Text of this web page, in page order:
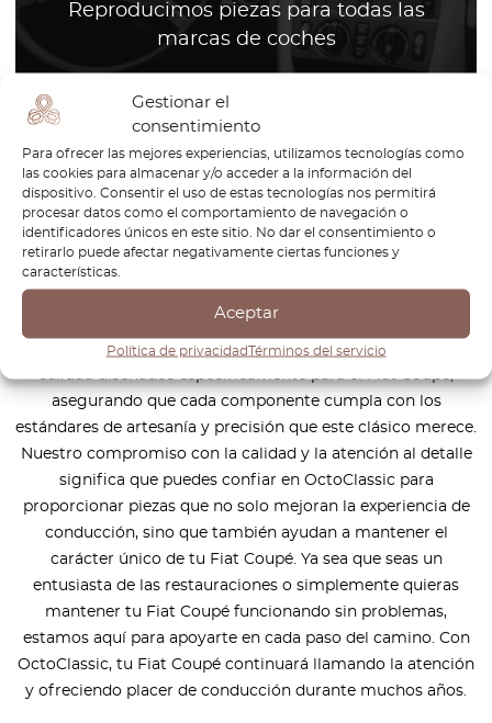
Gestionar el
consentimiento
Para ofrecer las mejores experiencias, utilizamos tecnologías como
las cookies para almacenar y/o acceder a la información del
dispositivo. Consentir el uso de estas tecnologías nos permitirá
procesar datos como el comportamiento de navegación o
identificadores únicos en este sitio. No dar el consentimiento o
retirarlo puede afectar negativamente ciertas funciones y
características.
Aceptar
Política de privacidadTérminos del servicio
Reproducimos piezas para todas las
marcas de coches
¿Cómo funciona?
El Fiat Coupé es una verdadera icono del diseño italiano,
OctoClassic, estamos dedicados a ayudarte a mantener tu
restaurándolo a su gloria original o manteniéndolo para el
futuro. Ofrecemos una amplia gama de repuestos de alta
asegurando que cada componente cumpla con los
estándares de artesanía y precisión que este clásico merece.
Nuestro compromiso con la calidad y la atención al detalle
significa que puedes confiar en OctoClassic para
proporcionar piezas que no solo mejoran la experiencia de
conducción, sino que también ayudan a mantener el
carácter único de tu Fiat Coupé. Ya sea que seas un
entusiasta de las restauraciones o simplemente quieras
mantener tu Fiat Coupé funcionando sin problemas,
estamos aquí para apoyarte en cada paso del camino. Con
OctoClassic, tu Fiat Coupé continuará llamando la atención
y ofreciendo placer de conducción durante muchos años.